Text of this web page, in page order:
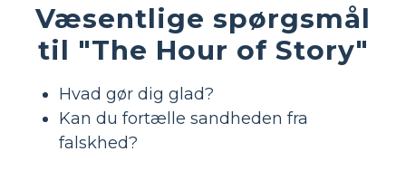
Væsentlige spørgsmål
til "The Hour of Story"
Hvad gør dig glad?
Kan du fortælle sandheden fra
falskhed?